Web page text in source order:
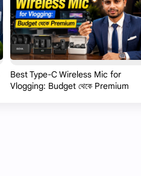
Best Type-C Wireless Mic for
Vlogging: Budget থেকে Premium